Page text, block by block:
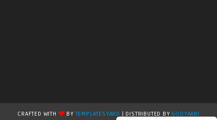
CRAFTED WITH BYTEMPLATESYARD | DISTRIBUTED BY GOOYAABI